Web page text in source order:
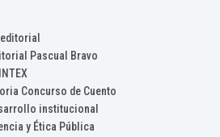
Pascual Bravo
Concurso de Cuento
institucional
y Ética Pública